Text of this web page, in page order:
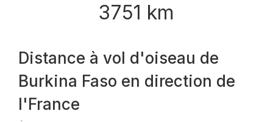
3751 km
Distance à vol d'oiseau de
Burkina Faso en direction de
l'France